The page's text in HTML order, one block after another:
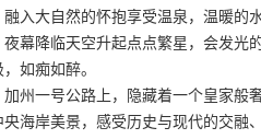
融入大自然的怀抱享受温泉，温暖
夜幕降临天空升起点点繁星，会发
如痴如醉。
加州一号公路上，隐藏着一个皇家
央海岸美景，感受历史与现代的交融